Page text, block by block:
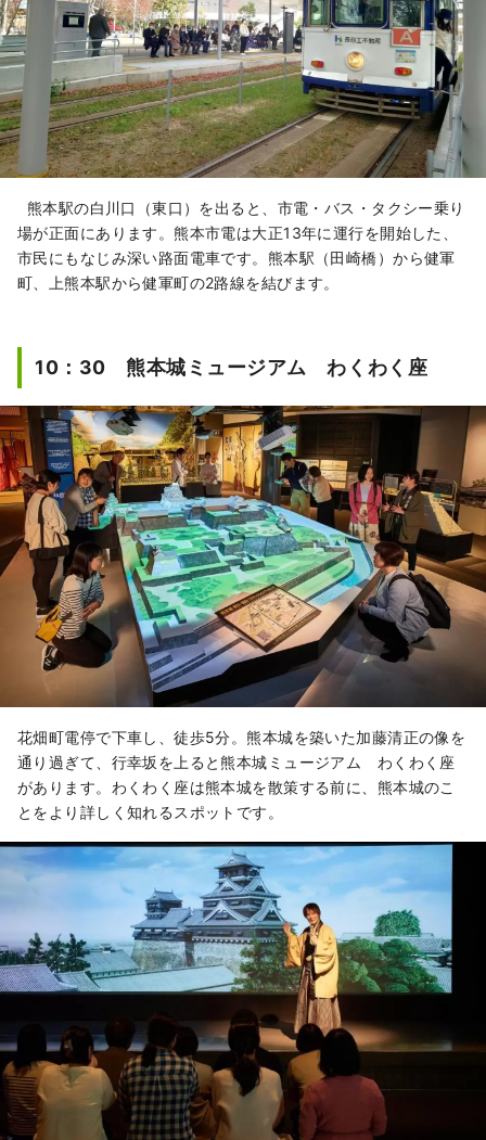
熊本駅の白川口（東口）を出ると、市電・バス・タクシー乗り
場が正面にあります。熊本市電は大正13年に運行を開始した、
市民にもなじみ深い路面電車です。熊本駅（田崎橋）から健軍
町、上熊本駅から健軍町の2路線を結びます。
10：30 熊本城ミュージアム わくわく座
花畑町電停で下車し、徒歩5分。熊本城を築いた加藤清正の像を
通り過ぎて、行幸坂を上ると熊本城ミュージアム わくわく座
があります。わくわく座は熊本城を散策する前に、熊本城のこ
とをより詳しく知れるスポットです。